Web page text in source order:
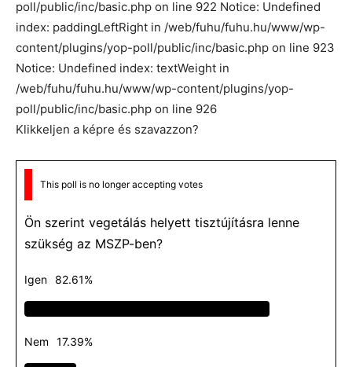
poll/public/inc/basic.php on line 922 Notice: Undefined
index: paddingLeftRight in /web/fuhu/fuhu.hu/www/wp-
content/plugins/yop-poll/public/inc/basic.php on line 923
Notice: Undefined index: textWeight in
/web/fuhu/fuhu.hu/www/wp-content/plugins/yop-
poll/public/inc/basic.php on line 926
Klikkeljen a képre és szavazzon?
This poll is no longer accepting votes
Ön szerint vegetálás helyett tisztújításra lenne
szükség az MSZP-ben?
Igen 82.61%
Nem 17.39%